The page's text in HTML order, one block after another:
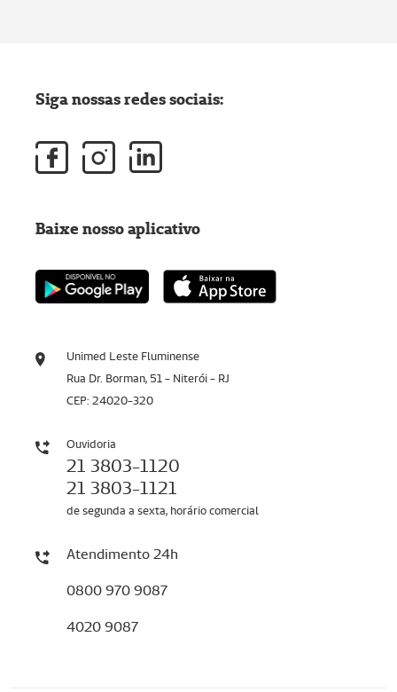
Unimed Leste Fluminense
Rua Dr. Borman, 51 - Niterói - RJ
CEP: 24020-320
Ouvidoria
21 3803-1120
21 3803-1121
de segunda a sexta, horário comercial
Atendimento 24h
0800 970 9087
4020 9087
Siga nossas redes sociais:
Baixe nosso aplicativo